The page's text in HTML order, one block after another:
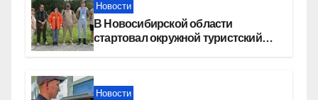
Новости
В Новосибирской области
стартовал окружной туристский
Новости